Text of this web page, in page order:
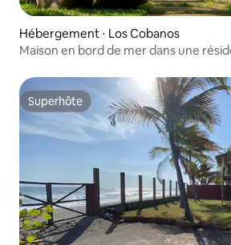
Hébergement ⋅ Los Cobanos
Maison en bord de mer dans une
Superhôte
Superhôte